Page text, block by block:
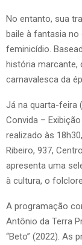
No entanto, sua
baile à fantasia no
feminicídio.
história marcante,
carnavalesca da
Já na quarta-feira
Convida –
realizado às
Ribeiro, 937,
apresenta uma
à cultura, o
A programação
Antônio da Terra
“Beto” (2022). As